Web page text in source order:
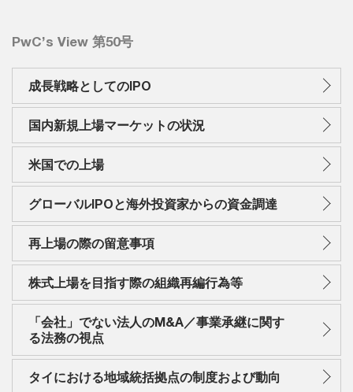
PwC’s View 第50号
成長戦略としてのIPO
国内新規上場マーケットの状況
米国での上場
グローバルIPOと海外投資家からの資金調達
再上場の際の留意事項
株式上場を目指す際の組織再編行為等
「会社」でない法人のM&A／事業承継に関す
る法務の視点
タイにおける地域統括拠点の制度および動向